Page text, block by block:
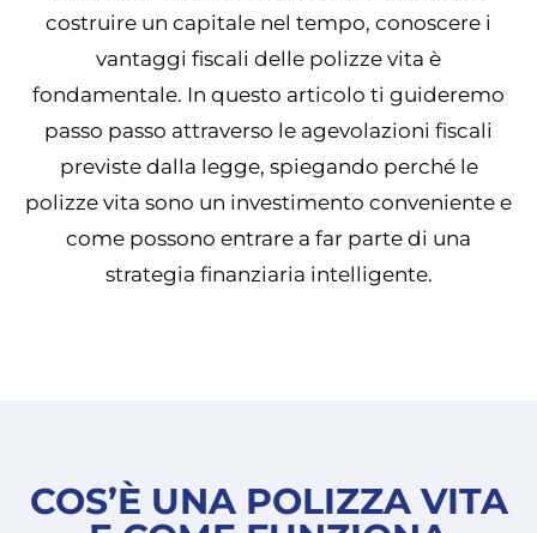
costruire un capitale nel tempo, conoscere i
vantaggi fiscali delle polizze vita è
fondamentale. In questo articolo ti guideremo
passo passo attraverso le agevolazioni fiscali
previste dalla legge, spiegando perché le
polizze vita sono un investimento conveniente e
come possono entrare a far parte di una
strategia finanziaria intelligente.
COS’È UNA POLIZZA VITA